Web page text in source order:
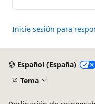
respuesta
Inicie sesión para
Español (España)
Tema